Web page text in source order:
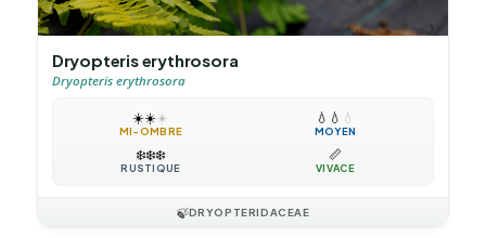
Dryopteris erythrosora
Dryopteris erythrosora
☀️☀️☀️
MI-OMBRE
💧 💧 💧
MOYEN
❄️❄️❄️
RUSTIQUE
📏
VIVACE
🍃DRYOPTERIDACEAE